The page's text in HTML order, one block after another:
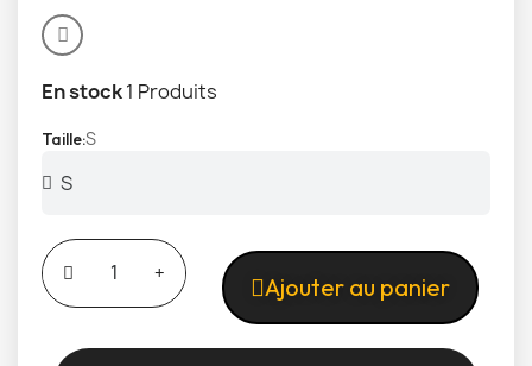
En stock1 Produits
TailleS
Ajouter au panier